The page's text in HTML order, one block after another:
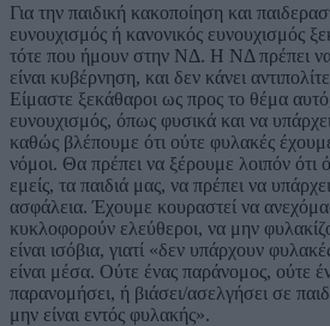
Για την παιδική κακοποίηση και
ευνουχισμός ή κανονικός ευνουχισμός
τότε που ήμουν στην ΝΔ. Η ΝΔ πρέπει να
είναι κυβέρνηση, και δεν κάνει
Είμαστε ξεκάθαροι ως προς το θέμα
ευνουχισμός, όπως φυσικά και να
καθώς βλέπουμε ότι ούτε φυλακές
νόμοι. Θα πρέπει να ξέρουμε λοιπόν
εμείς, τα παιδιά μας, να πρέπει να
ασφάλεια. Έχουμε κουραστεί να
κυκλοφορούν ελεύθεροι, να μην
είναι ισόβια, γιατί «δεν υπάρχουν
είναι μέσα. Ούτε ένας παράνομος, ούτε
παρανομήσει, ή βιάσει/ασελγήσει σε
μην είναι εντός φυλακής».